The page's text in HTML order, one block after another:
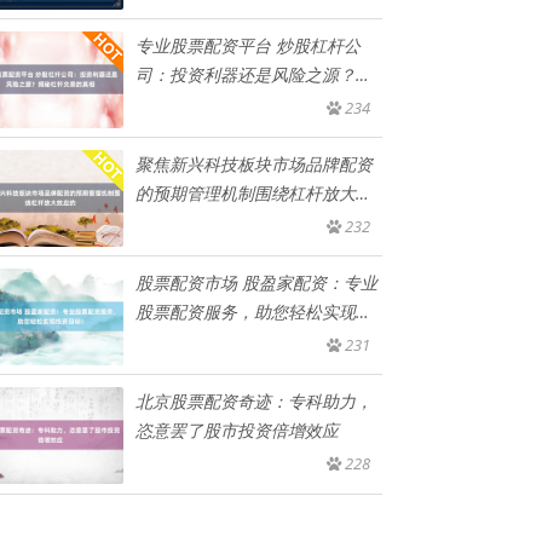
专业股票配资平台 炒股杠杆公
司：投资利器还是风险之源？揭
234
聚焦新兴科技板块市场品牌配资
的预期管理机制围绕杠杆放大效
232
股票配资市场 股盈家配资：专业
股票配资服务，助您轻松实现投
231
北京股票配资奇迹：专科助力，
恣意罢了股市投资倍增效应
228